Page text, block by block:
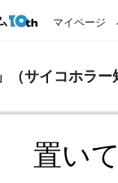
マイページ
（サイコホラ
置い